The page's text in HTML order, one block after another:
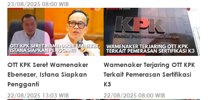
23/08/2025 08:00 WIB
OTT KPK Seret Wamenaker
Ebenezer, Istana Siapkan
Pengganti
22/08/2025 13:03 WIB
Wamenaker Terjaring OTT KPK
Terkait Pemerasan Sertifikasi
K3
22/08/2025 08:00 WIB